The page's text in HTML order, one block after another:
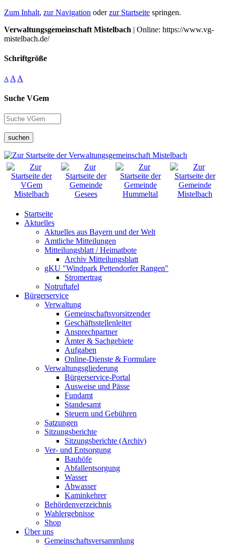
Zum Inhalt, zur Navigation oderzur Startseite springen.
Verwaltungsgemeinschaft Mistelbach | Online: https://www.vg-
mistelbach.de/
Schriftgröße
A A A
Suche VGem
suchen
Startseite
Aktuelles
Aktuelles aus Bayern und der Welt
Amtliche Mitteilungen
Mitteilungsblatt / Heimatbote
Archiv Mitteilungsblatt
gKU "Windpark Pettendorfer Rangen"
Stromertrag
Notruftafel
Bürgerservice
Verwaltung
Gemeinschaftsvorsitzender
Geschäftsstellenleiter
Ansprechpartner
Ämter & Sachgebiete
Aufgaben
Online-Dienste & Formulare
Verwaltungsgliederung
Bürgerservice-Portal
Ausweise und Pässe
Fundamt
Standesamt
Steuern und Gebühren
Satzungen
Sitzungsberichte
Sitzungsberichte (Archiv)
Ver- und Entsorgung
Bauhöfe
Abfallentsorgung
Wasser
Abwasser
Kaminkehrer
Behördenverzeichnis
Wahlergebnisse
Shop
Über uns
Gemeinschaftsversammlung